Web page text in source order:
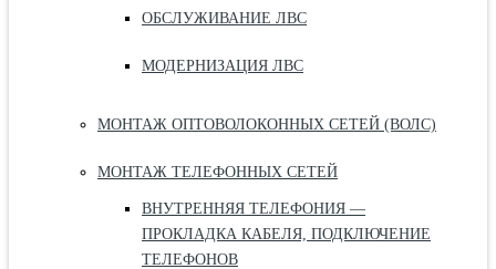
ОБСЛУЖИВАНИЕ ЛВС
МОДЕРНИЗАЦИЯ ЛВС
МОНТАЖ ОПТОВОЛОКОННЫХ СЕТЕЙ (ВОЛС)
МОНТАЖ ТЕЛЕФОННЫХ СЕТЕЙ
ВНУТРЕННЯЯ ТЕЛЕФОНИЯ —
ПРОКЛАДКА КАБЕЛЯ, ПОДКЛЮЧЕНИЕ
ТЕЛЕФОНОВ